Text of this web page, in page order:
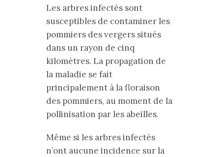
Les arbres infectés sont
susceptibles de contaminer les
pommiers des vergers situés
dans un rayon de cinq
kilomètres. La propagation de
la maladie se fait
principalement à la floraison
des pommiers, au moment de la
pollinisation par les abeilles.
Même si les arbres infectés
n’ont aucune incidence sur la